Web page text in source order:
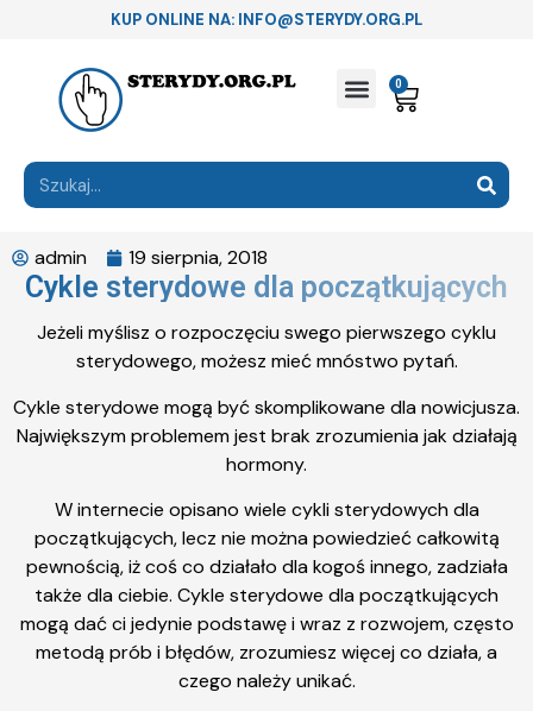
KUP ONLINE NA: INFO@STERYDY.ORG.PL
0
admin 19 sierpnia, 2018
Cykle sterydowe dla początkujących
Jeżeli myślisz o rozpoczęciu swego pierwszego cyklu
sterydowego, możesz mieć mnóstwo pytań.
Cykle sterydowe mogą być skomplikowane dla nowicjusza.
Największym problemem jest brak zrozumienia jak działają
hormony.
W internecie opisano wiele cykli sterydowych dla
początkujących, lecz nie można powiedzieć całkowitą
pewnością, iż coś co działało dla kogoś innego, zadziała
także dla ciebie. Cykle sterydowe dla początkujących
mogą dać ci jedynie podstawę i wraz z rozwojem, często
metodą prób i błędów, zrozumiesz więcej co działa, a
czego należy unikać.